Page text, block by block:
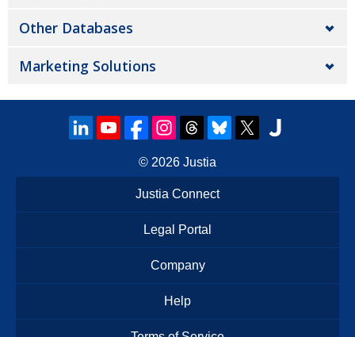
Other Databases
Marketing Solutions
© 2026 Justia
Justia Connect
Legal Portal
Company
Help